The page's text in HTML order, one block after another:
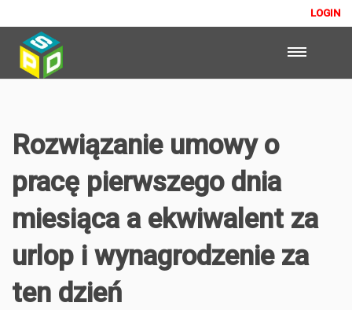
LOGIN
Rozwiązanie umowy o
pracę pierwszego dnia
miesiąca a ekwiwalent za
urlop i wynagrodzenie za
ten dzień